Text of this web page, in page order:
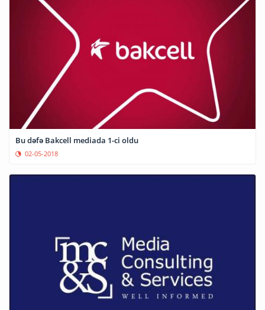
Bu dəfə Bakcell mediada 1-ci oldu
02-05-2018